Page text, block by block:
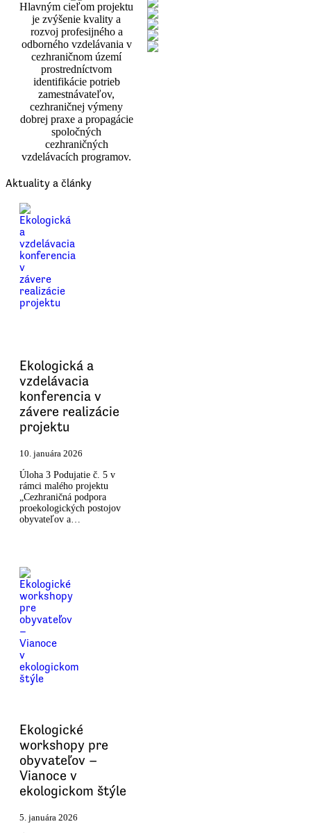
Hlavným cieľom projektu
je zvýšenie kvality a
rozvoj profesijného a
odborného vzdelávania v
cezhraničnom území
prostredníctvom
identifikácie potrieb
zamestnávateľov,
cezhraničnej výmeny
dobrej praxe a propagácie
spoločných
cezhraničných
vzdelávacích programov.
Aktuality a články
Ekologická a
vzdelávacia
konferencia v
závere realizácie
projektu
10. januára 2026
Úloha 3 Podujatie č. 5 v
rámci malého projektu
„Cezhraničná podpora
proekologických postojov
obyvateľov a…
Ekologické
workshopy pre
obyvateľov –
Vianoce v
ekologickom štýle
5. januára 2026